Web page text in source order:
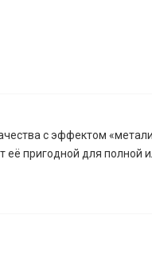
с эффектом
её пригодной для